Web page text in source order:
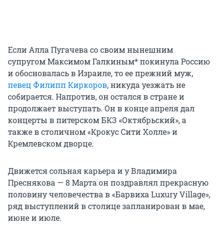
Если Алла Пугачева со своим нынешним
супругом Максимом Галкиным* покинула Россию
и обосновалась в Израиле, то ее прежний муж,
певец Филипп Киркоров, никуда уезжать не
собирается. Напротив, он остался в стране и
продолжает выступать. Он в конце апреля дал
концерты в питерском БКЗ «Октябрьский», а
также в столичном «Крокус Сити Холле» и
Кремлевском дворце.
Движется сольная карьера и у Владимира
Преснякова — 8 Марта он поздравлял прекрасную
половину человечества в «Барвиха Luxury Village»,
ряд выступлений в столице запланирован в мае,
июне и июле.